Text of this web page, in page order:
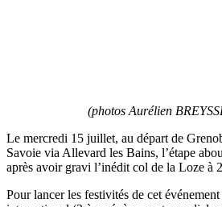
(photos Aurélien
Le mercredi 15 juillet, au départ de
Savoie via Allevard les Bains, l’étape
après avoir gravi l’inédit col de la Loze à
Pour lancer les festivités de cet